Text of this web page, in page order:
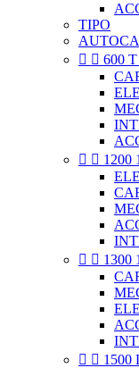
TIPO
  600
  1200
  1300
  1500